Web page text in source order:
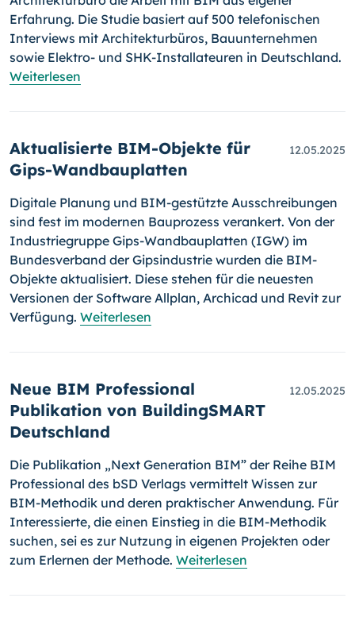
Erfahrung. Die Studie basiert auf 500 telefonischen
Interviews mit Architekturbüros, Bauunternehmen
sowie Elektro- und SHK-Installateuren in Deutschland.
Weiterlesen
Aktualisierte BIM-Objekte für
Gips-Wandbauplatten
12.05.2025
Digitale Planung und BIM-gestützte Ausschreibungen
sind fest im modernen Bauprozess verankert. Von der
Industriegruppe Gips-Wandbauplatten (IGW) im
Bundesverband der Gipsindustrie wurden die BIM-
Objekte aktualisiert. Diese stehen für die neuesten
Versionen der Software Allplan, Archicad und Revit zur
Verfügung. Weiterlesen
Neue BIM Professional
Publikation von BuildingSMART
Deutschland
12.05.2025
Die Publikation „Next Generation BIM” der Reihe BIM
Professional des bSD Verlags vermittelt Wissen zur
BIM-Methodik und deren praktischer Anwendung. Für
Interessierte, die einen Einstieg in die BIM-Methodik
suchen, sei es zur Nutzung in eigenen Projekten oder
zum Erlernen der Methode. Weiterlesen